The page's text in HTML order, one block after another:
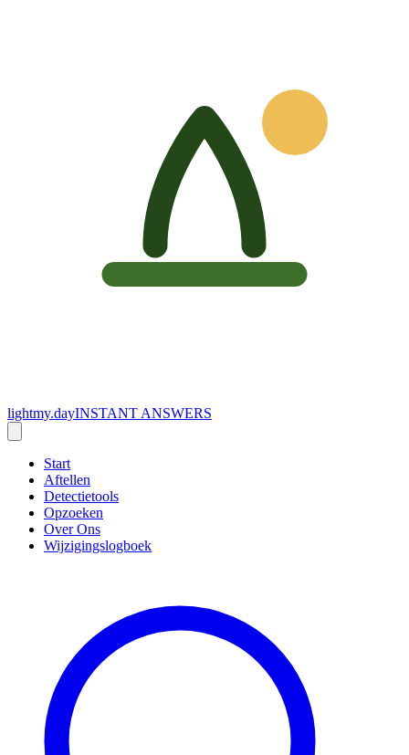
lightmy.dayINSTANT ANSWERS
Start
Aftellen
Detectietools
Opzoeken
Over Ons
Wijzigingslogboek